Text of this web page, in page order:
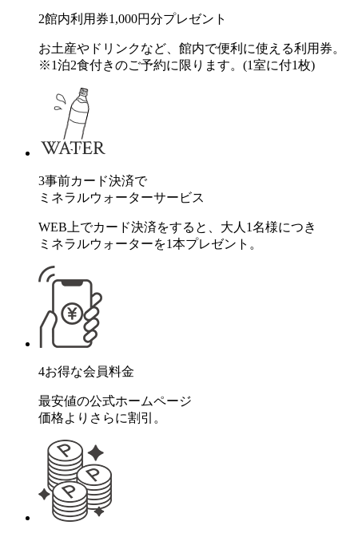
2館内利用券1,000円分プレゼント
お土産やドリンクなど、館内で便利に使える利用券。
※1泊2食付きのご予約に限ります。(1室に付1枚)
3事前カード決済で
ミネラルウォーターサービス
WEB上でカード決済をすると、大人1名様につき
ミネラルウォーターを1本プレゼント。
4お得な会員料金
最安値の公式ホームページ
価格よりさらに割引。